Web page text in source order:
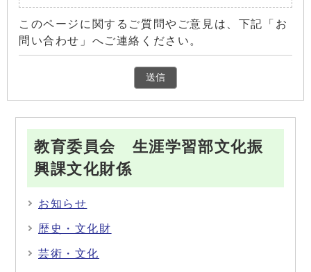
このページに関するご質問やご意見は、下記「お
問い合わせ」へご連絡ください。
教育委員会 生涯学習部文化振
興課文化財係
お知らせ
歴史・文化財
芸術・文化